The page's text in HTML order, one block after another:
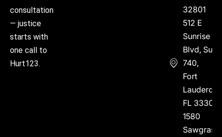
consultation
— justice
starts with
one call to
Hurt123.
32801
512 E
Sunrise
Blvd, Suite
740,
Fort
FL 33304
1580
Sawgrass